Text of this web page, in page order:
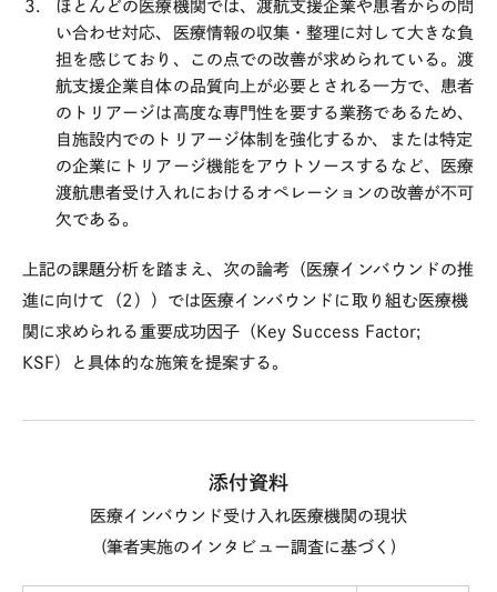
ほとんどの医療機関では、渡航支援企業や患者からの問
い合わせ対応、医療情報の収集・整理に対して大きな負
担を感じており、この点での改善が求められている。渡
航支援企業自体の品質向上が必要とされる一方で、患者
のトリアージは高度な専門性を要する業務であるため、
自施設内でのトリアージ体制を強化するか、または特定
の企業にトリアージ機能をアウトソースするなど、医療
渡航患者受け入れにおけるオペレーションの改善が不可
欠である。
上記の課題分析を踏まえ、次の論考（医療インバウンドの推
進に向けて（2 ））では医療インバウンドに取り組む医療機
関に求められる重要成功因子（Key Success Factor;
KSF）と具体的な施策を提案する。
添付資料
医療インバウンド受け入れ医療機関の現状
(筆者実施のインタビュー調査に基づく )